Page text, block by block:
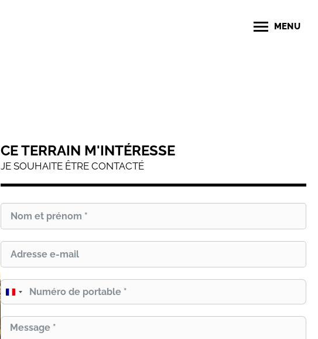
MENU
CE TERRAIN M'INTÉRESSE
JE SOUHAITE ÊTRE CONTACTÉ
France
+33